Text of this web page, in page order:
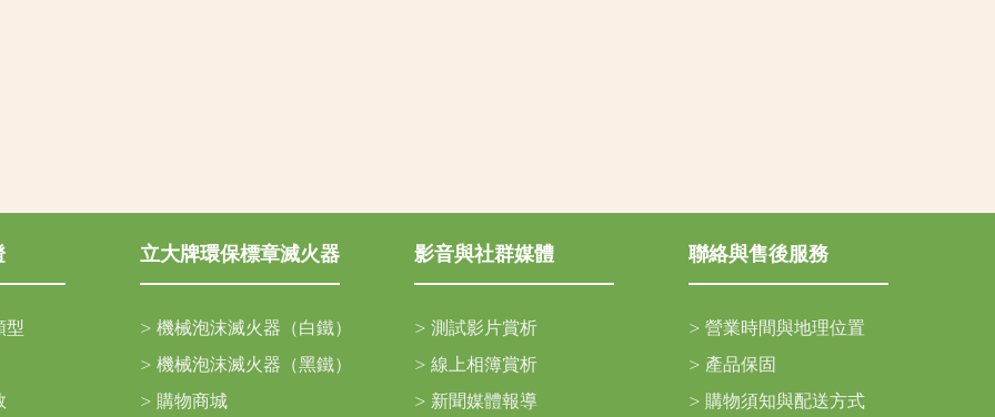
型
立大牌環保標章滅火器
> 機械泡沫滅火器（白鐵）
> 機械泡沫滅火器（黑鐵）
> 購物商城
影音與社群媒體
> 測試影片賞析
> 線上相簿賞析
> 新聞媒體報導
聯絡與售後服務
> 營業時間與地理位置
> 產品保固
> 購物須知與配送方式